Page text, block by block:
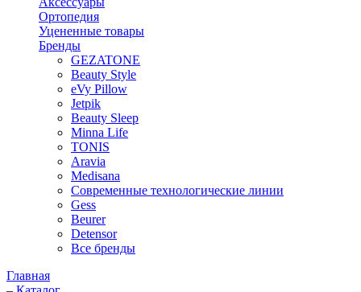
Ортопедия
Уцененные товары
Бренды
GEZATONE
Beauty Style
eVy Pillow
Jetpik
Beauty Sleep
Minna Life
TONIS
Aravia
Medisana
Современные технологические линии
Gess
Beurer
Detensor
Все бренды
Главная